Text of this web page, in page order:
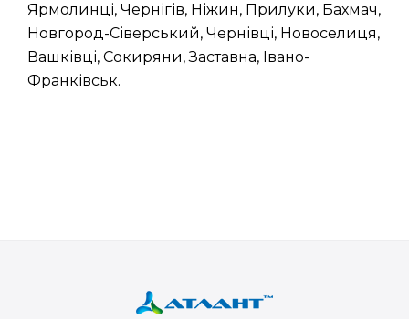
Ярмолинці, Чернігів, Ніжин, Прилуки, Бахмач,
Новгород-Сіверський, Чернівці, Новоселиця,
Вашківці, Сокиряни, Заставна, Івано-
Франківськ.